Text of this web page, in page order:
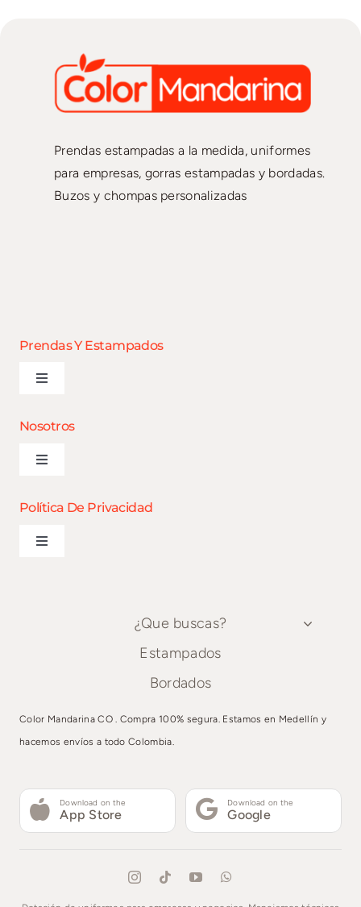
Prendas estampadas a la medida, uniformes
para empresas, gorras estampadas y bordadas.
Buzos y chompas personalizadas
Prendas Y Estampados
Toggle
¿Que buscas?
Nosotros
Toggle
¿Que buscas?
Política De Privacidad
Toggle
¿Que buscas?
Estampados
Bordados
Color Mandarina CO . Compra 100% segura. Estamos en Medellín y
hacemos envíos a todo Colombia.
Download on the
App Store
Download on the
Google